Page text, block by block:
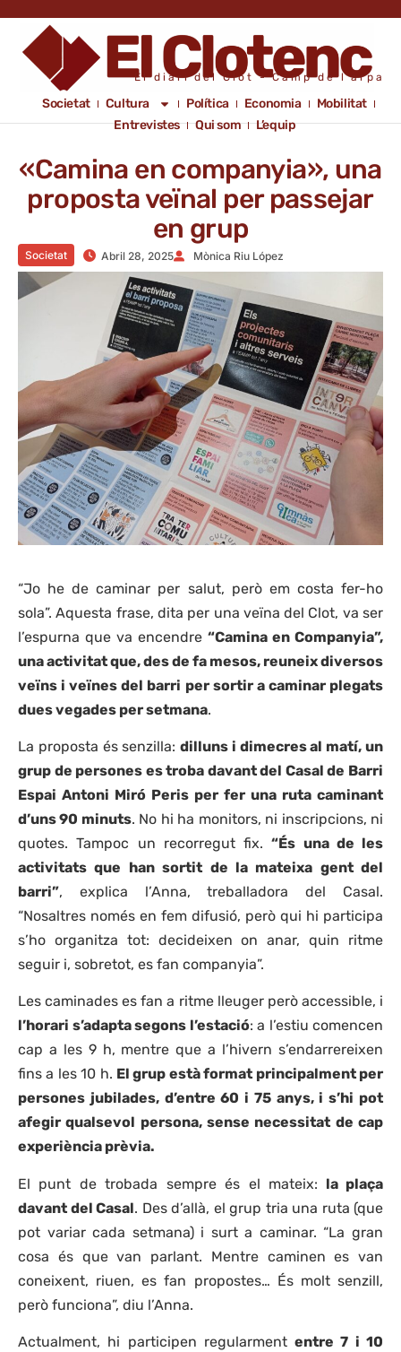
El diari del Clot - Camp de l'arpa
Societat Cultura Política Economia
Mobilitat
Entrevistes
Qui som L’equip
«Camina en companyia», una
proposta veïnal per passejar
en grup
Societat Abril 28, 2025 Mònica Riu López
“Jo he de caminar per salut, però em costa fer-ho
sola”. Aquesta frase, dita per una veïna del Clot, va ser
l’espurna que va encendre “Camina en Companyia”,
una activitat que, des de fa mesos, reuneix diversos
veïns i veïnes del barri per sortir a caminar plegats
dues vegades per setmana.
La proposta és senzilla:dilluns i dimecres al matí, un
grup de persones es troba davant del Casal de Barri
Espai Antoni Miró Peris per fer una ruta caminant
d’uns 90 minuts. No hi ha monitors, ni inscripcions, ni
quotes. Tampoc un recorregut fix.“És una de les
activitats que han sortit de la mateixa gent del
barri”, explica l’Anna, treballadora del Casal.
“Nosaltres només en fem difusió, però qui hi participa
s’ho organitza tot: decideixen on anar, quin ritme
seguir i, sobretot, es fan companyia”.
Les caminades es fan a ritme lleuger però accessible, i
l’horari s’adapta segons l’estació: a l’estiu comencen
cap a les 9 h, mentre que a l’hivern s’endarrereixen
fins a les 10 h. El grup està format principalment per
persones jubilades, d’entre 60 i 75 anys, i s’hi pot
afegir qualsevol persona, sense necessitat de cap
experiència prèvia.
El punt de trobada sempre és el mateix: la plaça
davant del Casal. Des d’allà, el grup tria una ruta (que
pot variar cada setmana) i surt a caminar. “La gran
cosa és que van parlant. Mentre caminen es van
coneixent, riuen, es fan propostes… És molt senzill,
però funciona”, diu l’Anna.
Actualment, hi participen regularmententre 7 i 10